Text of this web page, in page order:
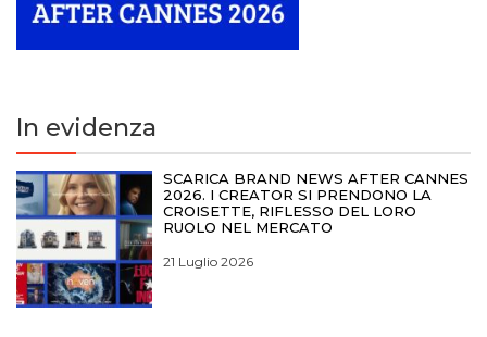
In evidenza
SCARICA BRAND NEWS AFTER CANNES
2026. I CREATOR SI PRENDONO LA
CROISETTE, RIFLESSO DEL LORO
RUOLO NEL MERCATO
21 Luglio 2026